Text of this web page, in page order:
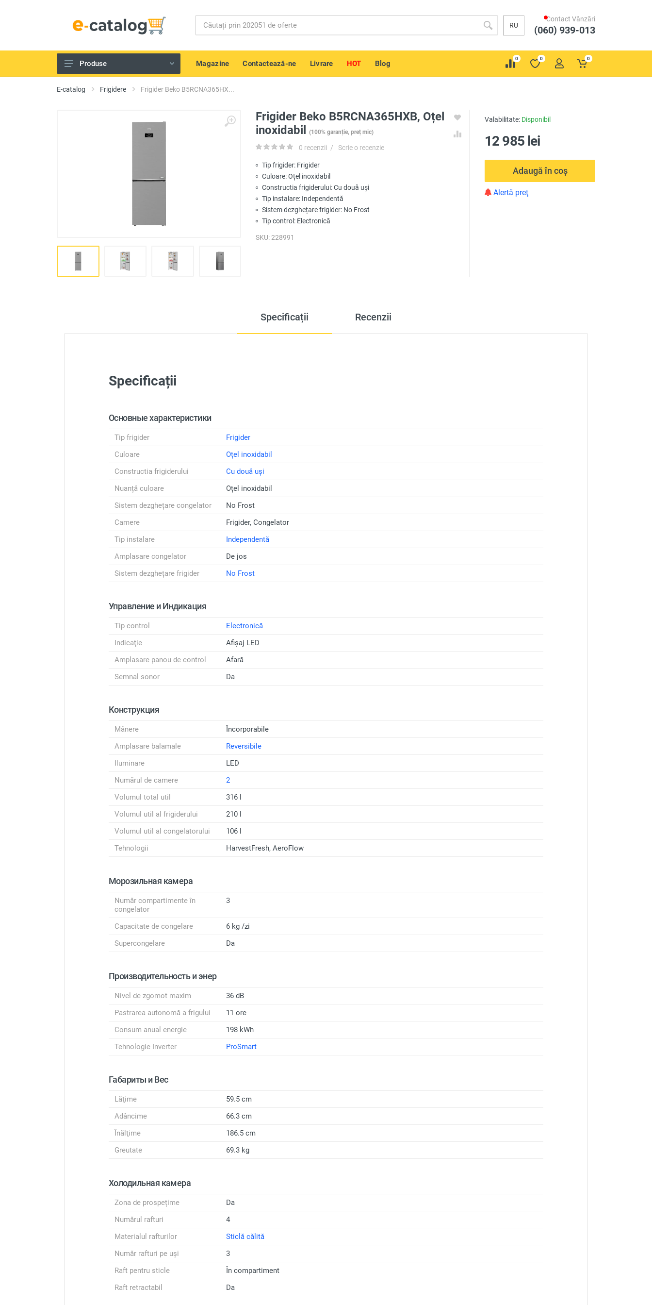
RU
Contact Vânzări
(060) 939-013
Telefoane și gadget-uri
Televizoare, tehnică Audio-Video
Produse Magazine Contactează-ne Livrare HOT Blog
0 0 0
E-catalog Frigidere Frigider Beko B5RCNA365HX...
Frigider Beko B5RCNA365HXB, Oțel
inoxidabil
(100% garanție, preț mic)
0 recenzii / Scrie o recenzie
Tip frigider: Frigider
Culoare: Oțel inoxidabil
Constructia frigiderului: Cu două uși
Tip instalare: Independentă
Sistem dezghețare frigider: No Frost
Tip control: Electronică
SKU: 228991
Valabilitate: Disponibil
12 985 lei
Adaugă în coș
Alertă preţ
Specificații Recenzii
Specificații
Основные характеристики
Tip frigider
Frigider
Culoare
Oțel inoxidabil
Constructia frigiderului
Cu două uși
Nuanță culoare
Oțel inoxidabil
Sistem dezghețare congelator
No Frost
Camere
Frigider, Congelator
Tip instalare
Independentă
Amplasare congelator
De jos
Sistem dezghețare frigider
No Frost
Управление и Индикация
Tip control
Electronică
Indicaţie
Afișaj LED
Amplasare panou de control
Afară
Semnal sonor
Da
Конструкция
Mânere
Încorporabile
Amplasare balamale
Reversibile
Iluminare
LED
Numărul de camere
2
Volumul total util
316 l
Volumul util al frigiderului
210 l
Volumul util al congelatorului
106 l
Tehnologii
HarvestFresh, AeroFlow
Морозильная камера
Număr compartimente în
congelator
3
Capacitate de congelare
6 kg /zi
Supercongelare
Da
Производительность и энер
Nivel de zgomot maxim
36 dB
Pastrarea autonomă a frigului
11 ore
Consum anual energie
198 kWh
Tehnologie Inverter
ProSmart
Габариты и Вес
Lăţime
59.5 cm
Adâncime
66.3 cm
Înălţime
186.5 cm
Greutate
69.3 kg
Холодильная камера
Zona de prospețime
Da
Numărul rafturi
4
Materialul rafturilor
Sticlă călită
Număr rafturi pe uși
3
Raft pentru sticle
În compartiment
Raft retractabil
Da